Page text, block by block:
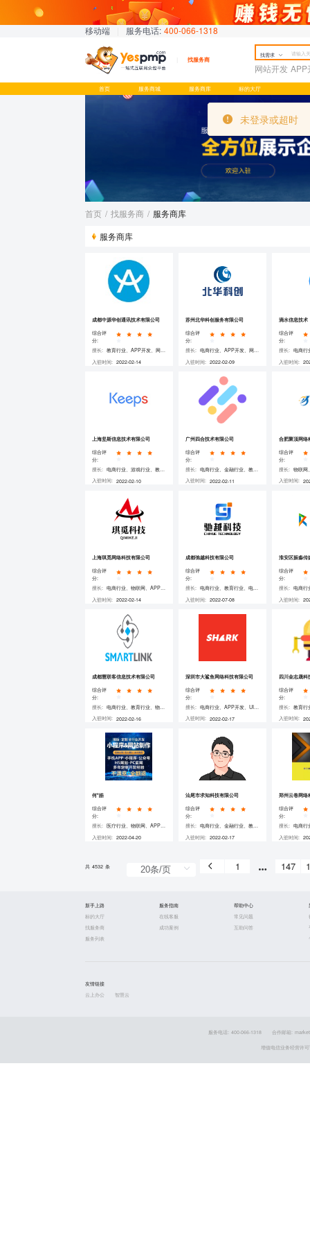
移动端 服务电话:400-066-1318
找服务商
找需求
网站开发 APP
首页 服务商城 服务商库 标的大厅
首页 / 找服务商 / 服务商库
服务商库
成都中源华创通讯技术有限公司
综合评
分:
擅长:
教育行业、APP开发、网站开发、微信/小程序开发、行业应用开发 、JAVA、JavaScript、OC
入驻时间: 2022-02-14
苏州北华科创服务有限公司
综合评
分:
擅长:
电商行业、APP开发、网站开发、微信/小程序开发、软件开发、JAVA、PHP、Python
入驻时间: 2022-02-09
滴水信息技术
综合评
分:
擅长:
入驻时间:
上海坚斯信息技术有限公司
综合评
分:
擅长:
电商行业、游戏行业、教育行业、APP开发、网站开发、微信/小程序开发、HTML5开发、行业应用开发 、JAVA、PHP、JavaScript
入驻时间: 2022-02-10
广州四合技术有限公司
综合评
分:
擅长:
入驻时间: 2022-02-11
合肥聚顶网络
综合评
分:
擅长:
入驻时间:
上海琪觅网络科技有限公司
综合评
分:
擅长:
电商行业、物联网、APP开发、网站开发、微信/小程序开发、软件开发、HTML5开发、JAVA、PHP、Python
入驻时间: 2022-02-14
成都弛越科技有限公司
综合评
分:
擅长:
电商行业、教育行业、电力行业、APP开发、网站开发、微信/小程序开发、软件开发、HTML5开发、JAVA、PHP、Python
入驻时间: 2022-07-08
淮安区振淼传
综合评
分:
擅长:
入驻时间:
成都慧联客信息技术有限公司
综合评
分:
擅长:
电商行业、教育行业、物联网、UI设计、需求分析、微信/小程序开发、HTML5开发、行业应用开发 、PHP、JavaScript
入驻时间: 2022-02-16
深圳市大鲨鱼网络科技有限公司
综合评
分:
擅长:
入驻时间: 2022-02-17
四川金志晟科
综合评
分:
擅长:
入驻时间:
何*皓
综合评
分:
擅长:
医疗行业、物联网、APP开发、网站开发、微信/小程序开发、HTML5开发、JAVA、JavaScript
入驻时间: 2022-04-20
汕尾市求知科技有限公司
综合评
分:
擅长:
电商行业、金融行业、教育行业、网站开发、微信/小程序开发、JavaScript
入驻时间: 2022-02-17
郑州云卷网络
综合评
分:
擅长:
入驻时间:
共 4532 条 1 147
新手上路
标的大厅
找服务商
服务列表
服务指南
在线客服
成功案例
帮助中心
常见问题
互助问答
友情链接
云上办公
智慧云
服务电话: 400-066-1318 合作邮箱:
增值电信业务经营许
未登录或超时
未登录或超时